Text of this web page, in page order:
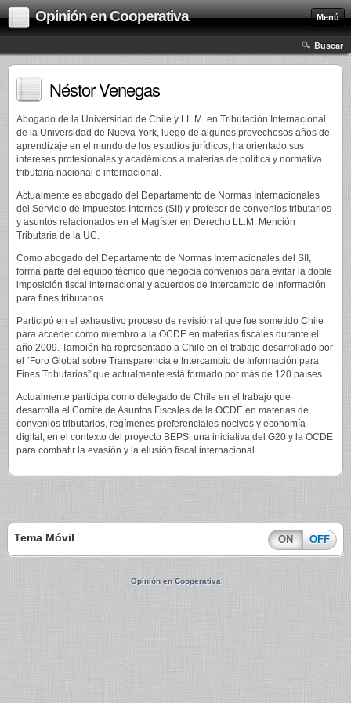
Opinión en Cooperativa Menú
Buscar
Néstor Venegas
Abogado de la Universidad de Chile y LL.M. en Tributación Internacional
de la Universidad de Nueva York, luego de algunos provechosos años de
aprendizaje en el mundo de los estudios jurídicos, ha orientado sus
intereses profesionales y académicos a materias de política y normativa
tributaria nacional e internacional.
Actualmente es abogado del Departamento de Normas Internacionales
del Servicio de Impuestos Internos (SII) y profesor de convenios tributarios
y asuntos relacionados en el Magíster en Derecho LL.M. Mención
Tributaria de la UC.
Como abogado del Departamento de Normas Internacionales del SII,
forma parte del equipo técnico que negocia convenios para evitar la doble
imposición fiscal internacional y acuerdos de intercambio de información
para fines tributarios.
Participó en el exhaustivo proceso de revisión al que fue sometido Chile
para acceder como miembro a la OCDE en materias fiscales durante el
año 2009. También ha representado a Chile en el trabajo desarrollado por
el “Foro Global sobre Transparencia e Intercambio de Información para
Fines Tributarios” que actualmente está formado por más de 120 países.
Actualmente participa como delegado de Chile en el trabajo que
desarrolla el Comité de Asuntos Fiscales de la OCDE en materias de
convenios tributarios, regímenes preferenciales nocivos y economía
digital, en el contexto del proyecto BEPS, una iniciativa del G20 y la OCDE
para combatir la evasión y la elusión fiscal internacional.
Tema Móvil ON OFF
Opinión en Cooperativa